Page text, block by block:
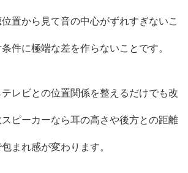
置から見て音の中心がずれすぎないこ
件に極端な差を作らないことです。
レビとの位置関係を整えるだけでも改
ピーカーなら耳の高さや後方との距離
まれ感が変わります。